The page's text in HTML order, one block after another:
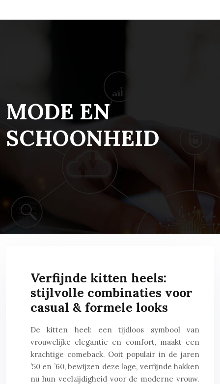
MODE EN
SCHOONHEID
Verfijnde kitten heels:
stijlvolle combinaties voor
casual & formele looks
De kitten heel: een tijdloos symbool van
vrouwelijke elegantie en comfort, maakt een
krachtige comeback. Ooit populair in de jaren
’50 en ’60, bewijzen deze lage, verfijnde hakken
nu hun veelzijdigheid voor de moderne vrouw.